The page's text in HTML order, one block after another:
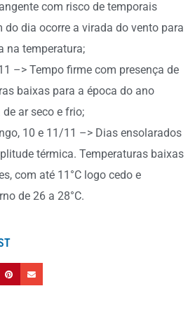
com risco de temporais
do dia ocorre a virada do vento para
na temperatura;
–> Tempo firme com presença de
baixas para a época do ano
ar seco e frio;
10 e 11/11 –> Dias ensolarados
térmica. Temperaturas baixas
com até 11°C logo cedo e
de 26 a 28°C.